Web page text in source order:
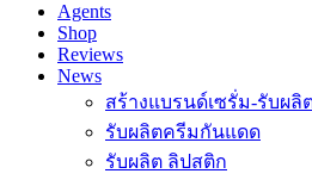
Agents
Shop
Reviews
News
สร้างแบรนด์เซรั่ม-รับผลิ
รับผลิตครีมกันแดด
รับผลิต ลิปสติก